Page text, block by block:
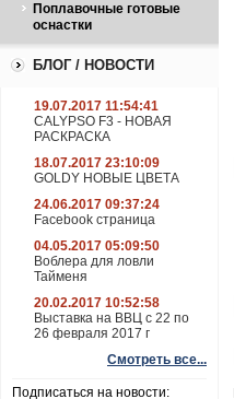
Поплавочные готовые
оснастки
БЛОГ / НОВОСТИ
19.07.2017 11:54:41
CALYPSO F3 - НОВАЯ
РАСКРАСКА
18.07.2017 23:10:09
GOLDY НОВЫЕ ЦВЕТА
24.06.2017 09:37:24
Facebook страница
04.05.2017 05:09:50
Воблера для ловли
Тайменя
20.02.2017 10:52:58
Выставка на ВВЦ с 22 по
26 февраля 2017 г
Смотреть все...
Подписаться на новости: